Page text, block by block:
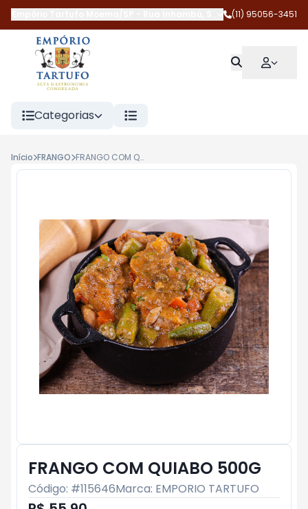
São Paulo-SP
(11) 95056-3451
Categorias
Início FRANGO FRANGO COM QUIABO 500G
FRANGO COM QUIABO 500G
Código: #115646Marca: EMPORIO TARTUFO